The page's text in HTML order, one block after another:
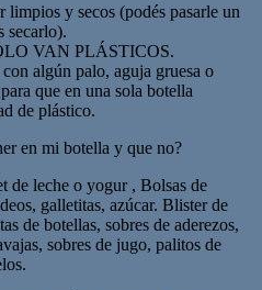
limpios y secos (podés pasarle un
secarlo).
VAN PLÁSTICOS.
algún palo, aguja gruesa o
que en una sola botella
de plástico.
en mi botella y que no?
de leche o yogur , Bolsas de
galletitas, azúcar. Blister de
de botellas, sobres de aderezos,
sobres de jugo, palitos de